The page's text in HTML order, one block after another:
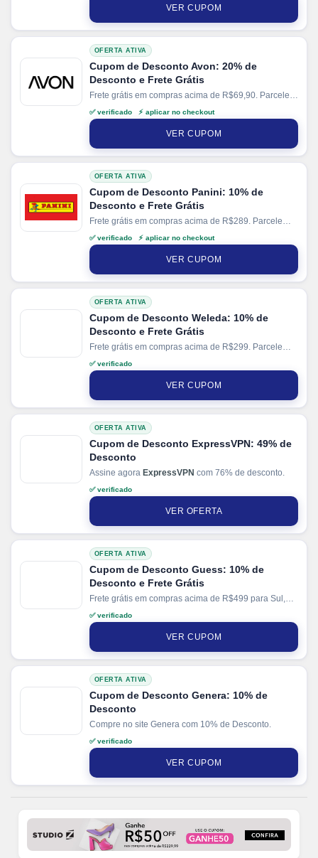
VER CUPOM
OFERTA ATIVA
Cupom de Desconto Avon: 20% de
Desconto e Frete Grátis
Frete grátis em compras acima de R$69,90. Parcele
suas compras em até 6x sem juros no cartão.
✅ verificado ⚡ aplicar no checkout
VER CUPOM
OFERTA ATIVA
Cupom de Desconto Panini: 10% de
Desconto e Frete Grátis
Frete grátis em compras acima de R$289. Parcele
suas compras em até 12x sem juros no cartão
✅ verificado ⚡ aplicar no checkout
VER CUPOM
OFERTA ATIVA
Cupom de Desconto Weleda: 10% de
Desconto e Frete Grátis
Frete grátis em compras acima de R$299. Parcele
suas compras em até 10x sem juros no cartão. Ganhe
+ 5% de desconto em pagamentos via PIX.
✅ verificado
VER CUPOM
OFERTA ATIVA
Cupom de Desconto ExpressVPN: 49% de
Desconto
Assine agora ExpressVPN com 76% de desconto.
✅ verificado
VER OFERTA
OFERTA ATIVA
Cupom de Desconto Guess: 10% de
Desconto e Frete Grátis
Frete grátis em compras acima de R$499 para Sul,
Sudeste e Centro-Oeste.
✅ verificado
VER CUPOM
OFERTA ATIVA
Cupom de Desconto Genera: 10% de
Desconto
Compre no site Genera com 10% de Desconto.
✅ verificado
VER CUPOM